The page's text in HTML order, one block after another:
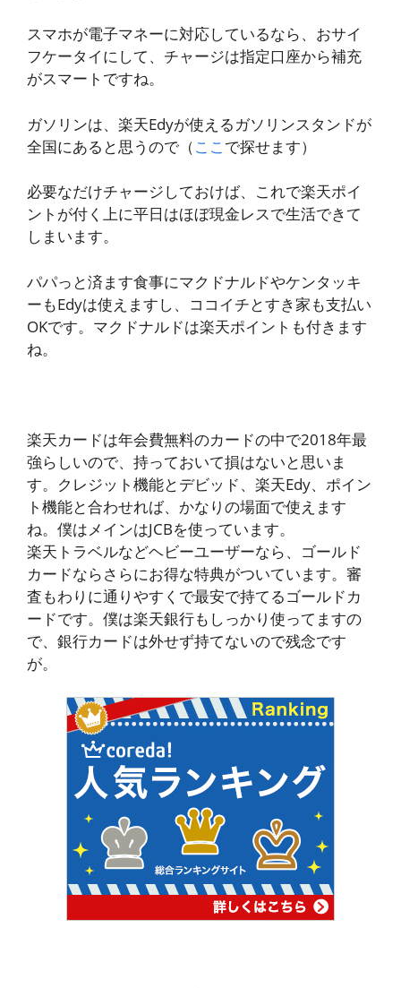
スマホが電子マネーに対応しているなら、おサイ
フケータイにして、チャージは指定口座から補充
がスマートですね。
ガソリンは、楽天Edyが使えるガソリンスタンドが
全国にあると思うので（ここで探せます）
必要なだけチャージしておけば、これで楽天ポイ
ントが付く上に平日はほぼ現金レスで生活できて
しまいます。
パパっと済ます食事にマクドナルドやケンタッキ
ーもEdyは使えますし、ココイチとすき家も支払い
OKです。マクドナルドは楽天ポイントも付きます
ね。
楽天カードは年会費無料のカードの中で2018年最
強らしいので、持っておいて損はないと思いま
す。クレジット機能とデビッド、楽天Edy、ポイン
ト機能と合わせれば、かなりの場面で使えます
ね。僕はメインはJCBを使っています。
楽天トラベルなどヘビーユーザーなら、ゴールド
カードならさらにお得な特典がついています。審
査もわりに通りやすくで最安で持てるゴールドカ
ードです。僕は楽天銀行もしっかり使ってますの
で、銀行カードは外せず持てないので残念です
が。